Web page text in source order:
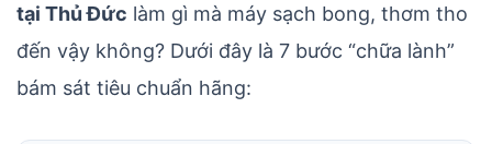
tại Thủ Đức làm gì mà máy sạch bong, thơm tho
đến vậy không? Dưới đây là 7 bước “chữa lành”
bám sát tiêu chuẩn hãng: